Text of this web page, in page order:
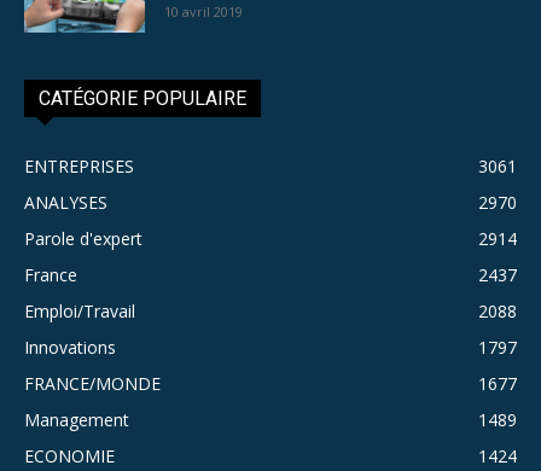
10 avril 2019
CATÉGORIE POPULAIRE
ENTREPRISES
3061
ANALYSES
2970
Parole d'expert
2914
France
2437
Emploi/Travail
2088
Innovations
1797
FRANCE/MONDE
1677
Management
1489
ECONOMIE
1424